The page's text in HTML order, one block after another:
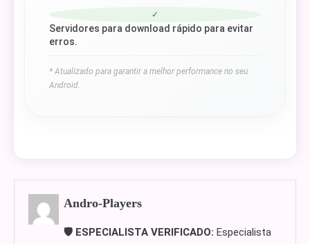
✓
Servidores para download rápido para evitar
erros.
* Atualizado para garantir a melhor performance no seu
Android.
Andro-Players
🛡️ ESPECIALISTA VERIFICADO: Especialista